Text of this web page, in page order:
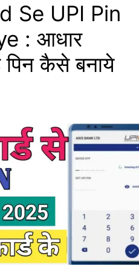
Se UPI Pin
: आधार
पिन कैसे बनाये